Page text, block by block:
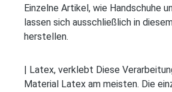
Einzelne Artikel, wie Handschuhe
lassen sich ausschließlich in
herstellen.
| Latex, verklebt Diese
Material Latex am meisten. Die